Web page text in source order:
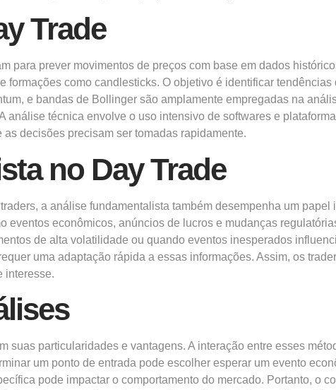
Trade
para prever movimentos de preços com base em dados
formações como candlesticks. O objetivo é identificar
e bandas de Bollinger são amplamente empregadas na
análise técnica envolve o uso intensivo de softwares e
decisões precisam ser tomadas rapidamente.
no Day Trade
a análise fundamentalista também desempenha um
eventos econômicos, anúncios de lucros e mudanças
de alta volatilidade ou quando eventos inesperados
uma adaptação rápida a essas informações. Assim, os
interesse.
suas particularidades e vantagens. A interação entre esses
um ponto de entrada pode escolher esperar um evento
pode impactar o comportamento do mercado. Portanto, o